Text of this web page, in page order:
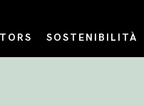
SOSTENIBILITÀ